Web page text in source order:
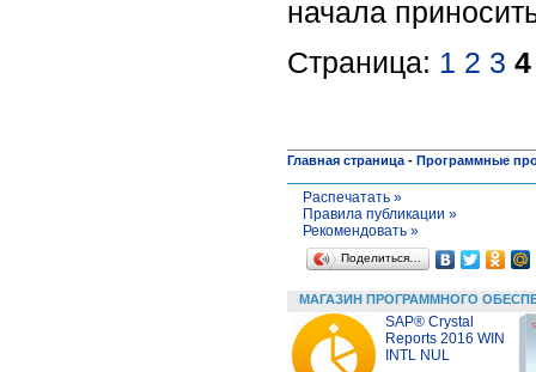
начала
Страница: 1 2 3 4
Главная страница - Программные
Распечатать »
Правила публикации »
Рекомендовать »
Поделиться…
МАГАЗИН ПРОГРАММНОГО
SAP® Crystal
Reports 2016 WIN
INTL NUL